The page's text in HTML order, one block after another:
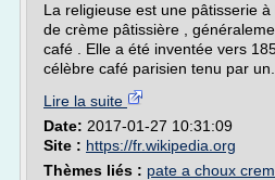
La religieuse est une pâtisserie
de crème pâtissière ,
café . Elle a été inventée vers
célèbre café parisien tenu par un...
Lire la suite
Date: 2017-01-27 10:31:09
Site : https://fr.wikipedia.org
Thèmes liés : pate a choux